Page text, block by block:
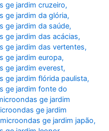
ge jardim cruzeiro,
ge jardim da glória,
ge jardim da saúde,
ge jardim das acácias,
ge jardim das vertentes,
ge jardim europa,
ge jardim everest,
ge jardim flórida paulista,
ge jardim fonte do
ge jardim
ge jardim
ge jardim japão,